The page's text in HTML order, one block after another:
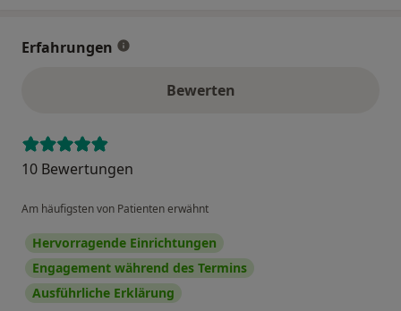
Erfahrungen
Bewerten
10 Bewertungen
Am häufigsten von Patienten erwähnt
Hervorragende Einrichtungen
Engagement während des Termins
Ausführliche Erklärung